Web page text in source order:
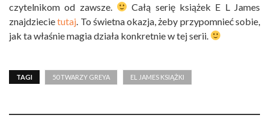
czytelnikom od zawsze.
Całą serię książek E L James
znajdziecietutaj . To świetna okazja, żeby przypomnieć sobie,
jak ta właśnie magia działa konkretnie w tej serii.
TAGI 50 TWARZY GREYA EL JAMES KSIĄŻKI